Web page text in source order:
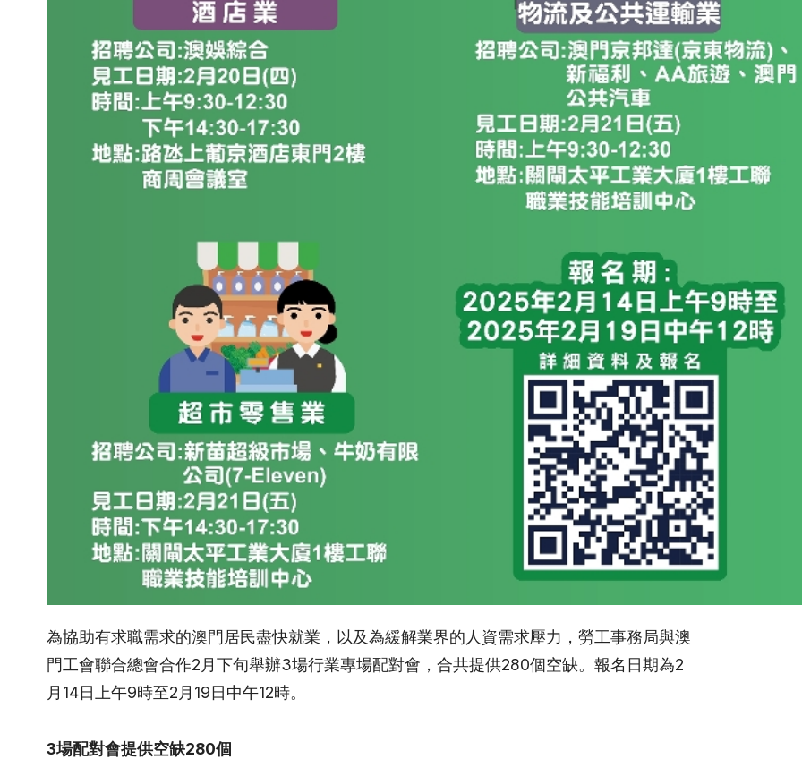
為協助有求職需求的澳門居民盡快就業，以及為緩解業界的人資需求壓力，勞工事務局與澳
門工會聯合總會合作2月下旬舉辦3場行業專場配對會，合共提供280個空缺。報名日期為2
月14日上午9時至2月19日中午12時。
3場配對會提供空缺280個